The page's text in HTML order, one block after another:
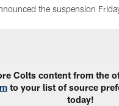
the suspension
Colts content from the
to your list of source
today!